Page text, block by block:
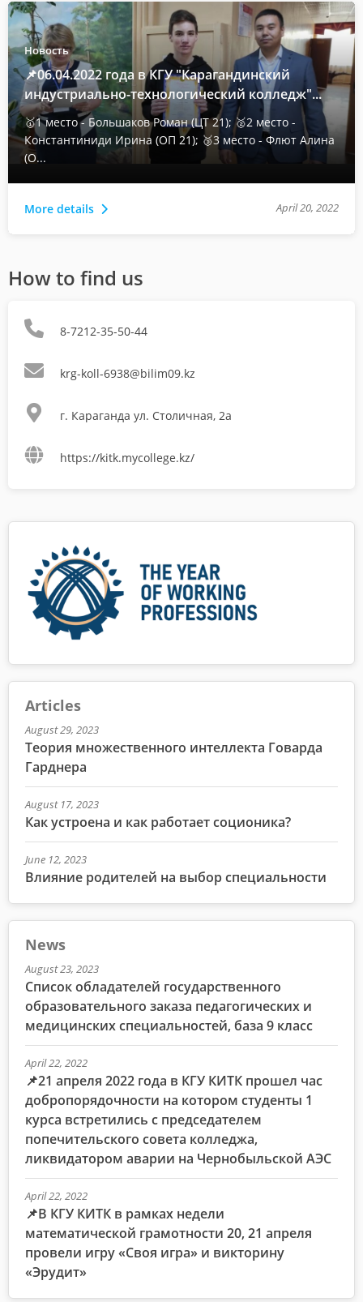
Новость
📌06.04.2022 года в КГУ "Карагандинский
индустриально-технологический колледж"...
🥇1 место - Большаков Роман (ЦТ 21); 🥈2 место -
Константиниди Ирина (ОП 21); 🥉3 место - Флют Алина
(О...
More details April 20, 2022
How to find us
8-7212-35-50-44
krg-koll-6938@bilim09.kz
г. Караганда ул. Столичная, 2а
https://kitk.mycollege.kz/
Articles
August 29, 2023
Теория множественного интеллекта Говарда
Гарднера
August 17, 2023
Как устроена и как работает соционика?
June 12, 2023
Влияние родителей на выбор специальности
News
August 23, 2023
Список обладателей государственного
образовательного заказа педагогических и
медицинских специальностей, база 9 класс
April 22, 2022
📌21 апреля 2022 года в КГУ КИТК прошел час
добропорядочности на котором студенты 1
курса встретились с председателем
попечительского совета колледжа,
ликвидатором аварии на Чернобыльской АЭС
April 22, 2022
📌В КГУ КИТК в рамках недели
математической грамотности 20, 21 апреля
провели игру «Своя игра» и викторину
«Эрудит»